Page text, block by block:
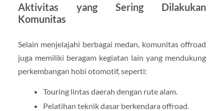
Aktivitas yang Sering Dilakukan
Komunitas
Selain menjelajahi berbagai medan, komunitas offroad
juga memiliki beragam kegiatan lain yang mendukung
perkembangan hobi otomotif, seperti:
Touring lintas daerah dengan rute alam.
Pelatihan teknik dasar berkendara offroad.